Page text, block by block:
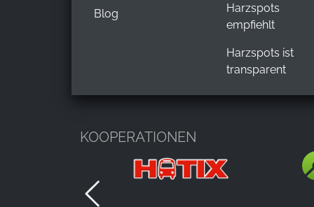
Blog
Harzspots
empfiehlt
Harzspots ist
transparent
KOOPERATIONEN